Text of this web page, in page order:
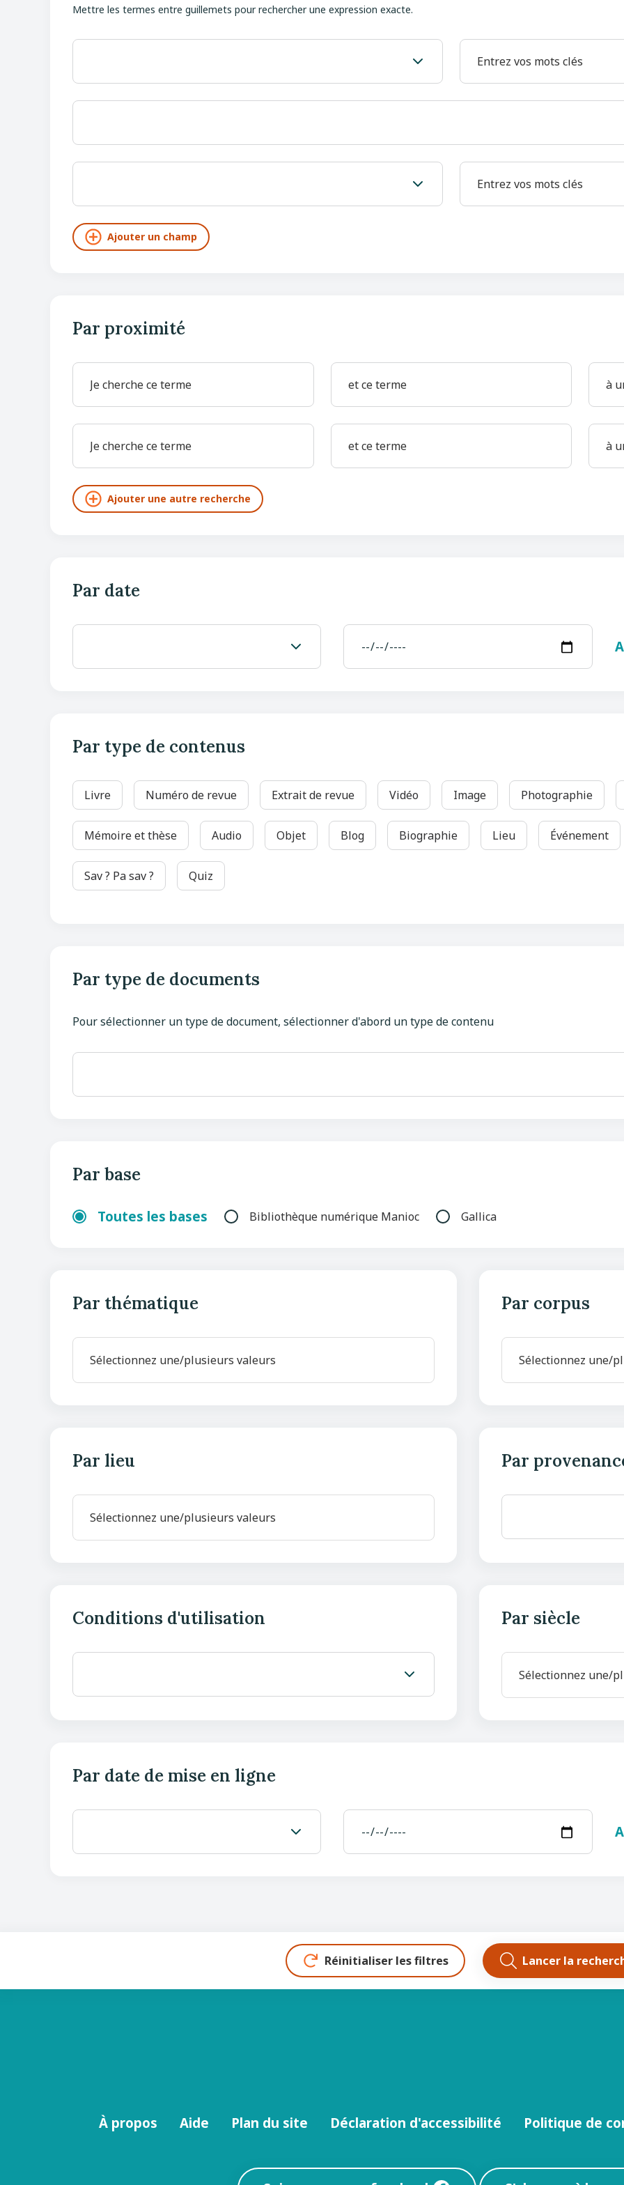
Mettre les termes entre guillemets pour rechercher une expression exacte.
Par proximité
Par thématique Par corpus
Par lieu Par
Conditions d'utilisation Par siècle
Par type de contenus
Livre Numéro de revue Extrait de revue Vidéo Image Photographie
Mémoire et thèse Audio Objet Blog Biographie Lieu Événement
Sav ? Pa sav ? Quiz
Par base
Toutes les bases Bibliothèque numérique Manioc Gallica
Par type de documents
Pour sélectionner un type de document, sélectionner d'abord un type de contenu
Par date
Par date de mise en ligne
Réinitialiser les filtres Lancer la
MenuÀ propos Aide Plan du site Déclaration d'accessibilité Politique de